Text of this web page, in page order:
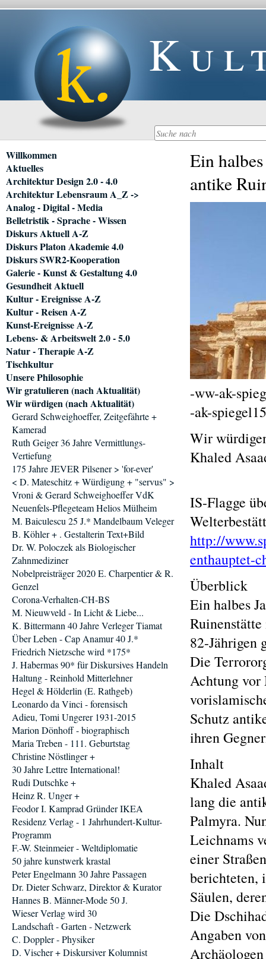
Ein
antike
-ww-ak-
-ak-
Wir
Khaled
IS-Flagge
http://
enthauptet-
Überblick
Ein halbes
82-Jährigen
Die
Achtung vor
Schutz
ihren
Inhalt
Khaled
lang die
Palmyra.
Leichnams
einer
berichteten,
Säulen,
Die
Angaben
Navigation
überspringen
Willkommen
Aktuelles
Architektur Design 2.0 - 4.0
Architektur Lebensraum A_Z ->
Analog - Digital - Media
Belletristik - Sprache - Wissen
Diskurs Aktuell A-Z
Diskurs Platon Akademie 4.0
Diskurs SWR2-Kooperation
Galerie - Kunst & Gestaltung 4.0
Gesundheit Aktuell
Kultur - Ereignisse A-Z
Kultur - Reisen A-Z
Kunst-Ereignisse A-Z
Lebens- & Arbeitswelt 2.0 - 5.0
Natur - Therapie A-Z
Tischkultur
Unsere Philosophie
Wir gratulieren (nach Aktualität)
Wir würdigen (nach Aktualität)
Gerard Schweighoeffer, Zeitgefährte +
Kamerad
Ruth Geiger 36 Jahre Vermittlungs-
Vertiefung
175 Jahre JEVER Pilsener > 'for-ever'
< D. Mateschitz + Würdigung + "servus" >
Vroni & Gerard Schweighoeffer VdK
Neuenfels-Pflegeteam Helios Mülheim
M. Baiculescu 25 J.* Mandelbaum Veleger
B. Köhler + . Gestalterin Text+Bild
Dr. W. Poloczek als Biologischer
Zahnmediziner
Nobelpreisträger 2020 E. Charpentier & R.
Genzel
Corona-Verhalten-CH-BS
M. Nieuwveld - In Licht & Liebe...
K. Bittermann 40 Jahre Verleger Tiamat
Über Leben - Cap Anamur 40 J.*
Friedrich Nietzsche wird *175*
J. Habermas 90* für Diskursives Handeln
Haltung - Reinhold Mitterlehner
Hegel & Hölderlin (E. Rathgeb)
Leonardo da Vinci - forensisch
Adieu, Tomi Ungerer 1931-2015
Marion Dönhoff - biographisch
Maria Treben - 111. Geburtstag
Christine Nöstlinger +
30 Jahre Lettre International!
Rudi Dutschke +
Heinz R. Unger +
Feodor I. Kamprad Gründer IKEA
Residenz Verlag - 1 Jahrhundert-Kultur-
Programm
F.-W. Steinmeier - Weltdiplomatie
50 jahre kunstwerk krastal
Peter Engelmann 30 Jahre Passagen
Dr. Dieter Schwarz, Direktor & Kurator
Hannes B. Männer-Mode 50 J.
Wieser Verlag wird 30
Landschaft - Garten - Netzwerk
C. Doppler - Physiker
D. Vischer + Diskursiver Kolumnist